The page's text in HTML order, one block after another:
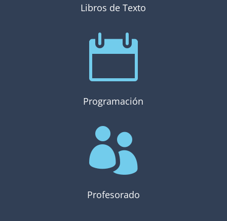
Libros de Texto

Programación

Profesorado